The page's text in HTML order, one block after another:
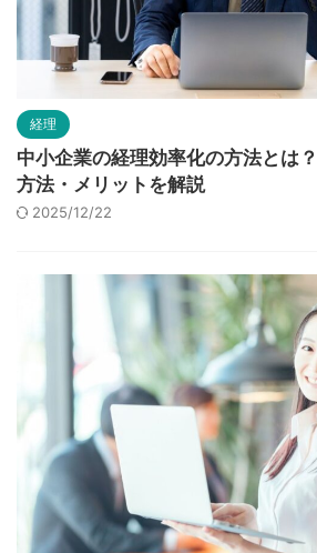
経理
中小企業の経理効率化の方法とは
方法・メリットを解説
2025/12/22